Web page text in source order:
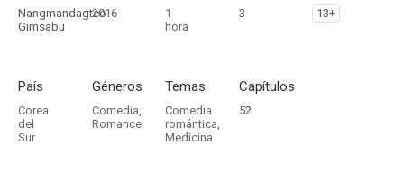
Nangmandagteo
Gimsabu
2016
1
hora
3 13+
País
Corea
del
Sur
Géneros
Comedia,
Romance
Temas
Comedia
romántica,
Medicina
Capítulos
52